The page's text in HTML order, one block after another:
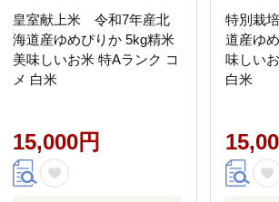
皇室献上米 令和7年産北
海道産ゆめぴりか 5kg精米
美味しいお米 特Aランク コ
メ 白米
15,000円
特別栽
道産ゆ
味しいお
白米